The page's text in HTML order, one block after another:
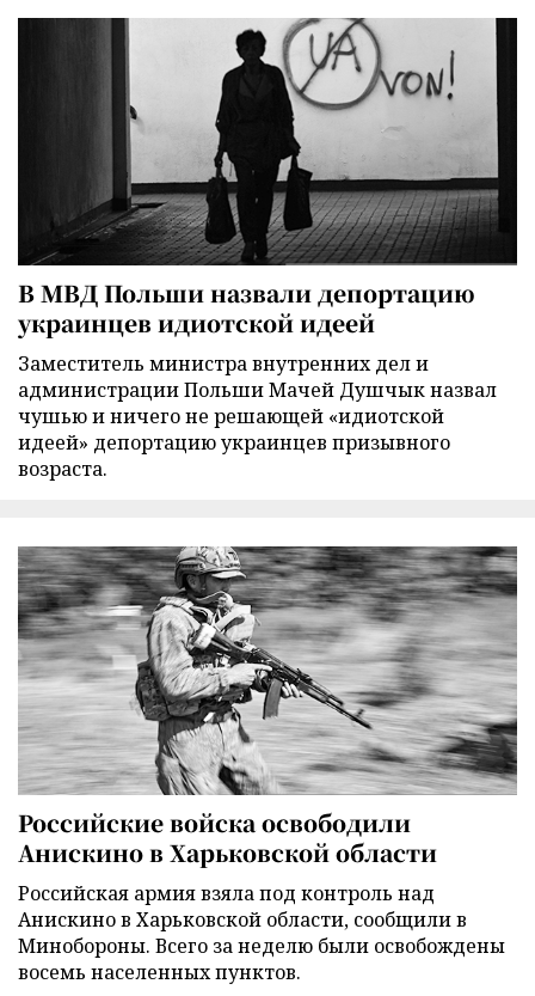
В МВД Польши назвали депортацию
украинцев идиотской идеей
Заместитель министра внутренних дел и
администрации Польши Мачей Душчык назвал
чушью и ничего не решающей «идиотской
идеей» депортацию украинцев призывного
возраста.
Российские войска освободили
Анискино в Харьковской области
Российская армия взяла под контроль над
Анискино в Харьковской области, сообщили в
Минобороны. Всего за неделю были освобождены
восемь населенных пунктов.